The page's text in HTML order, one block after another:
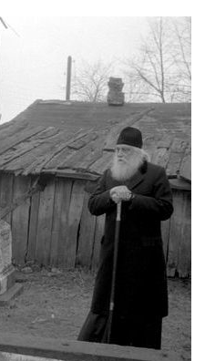
Великомученик